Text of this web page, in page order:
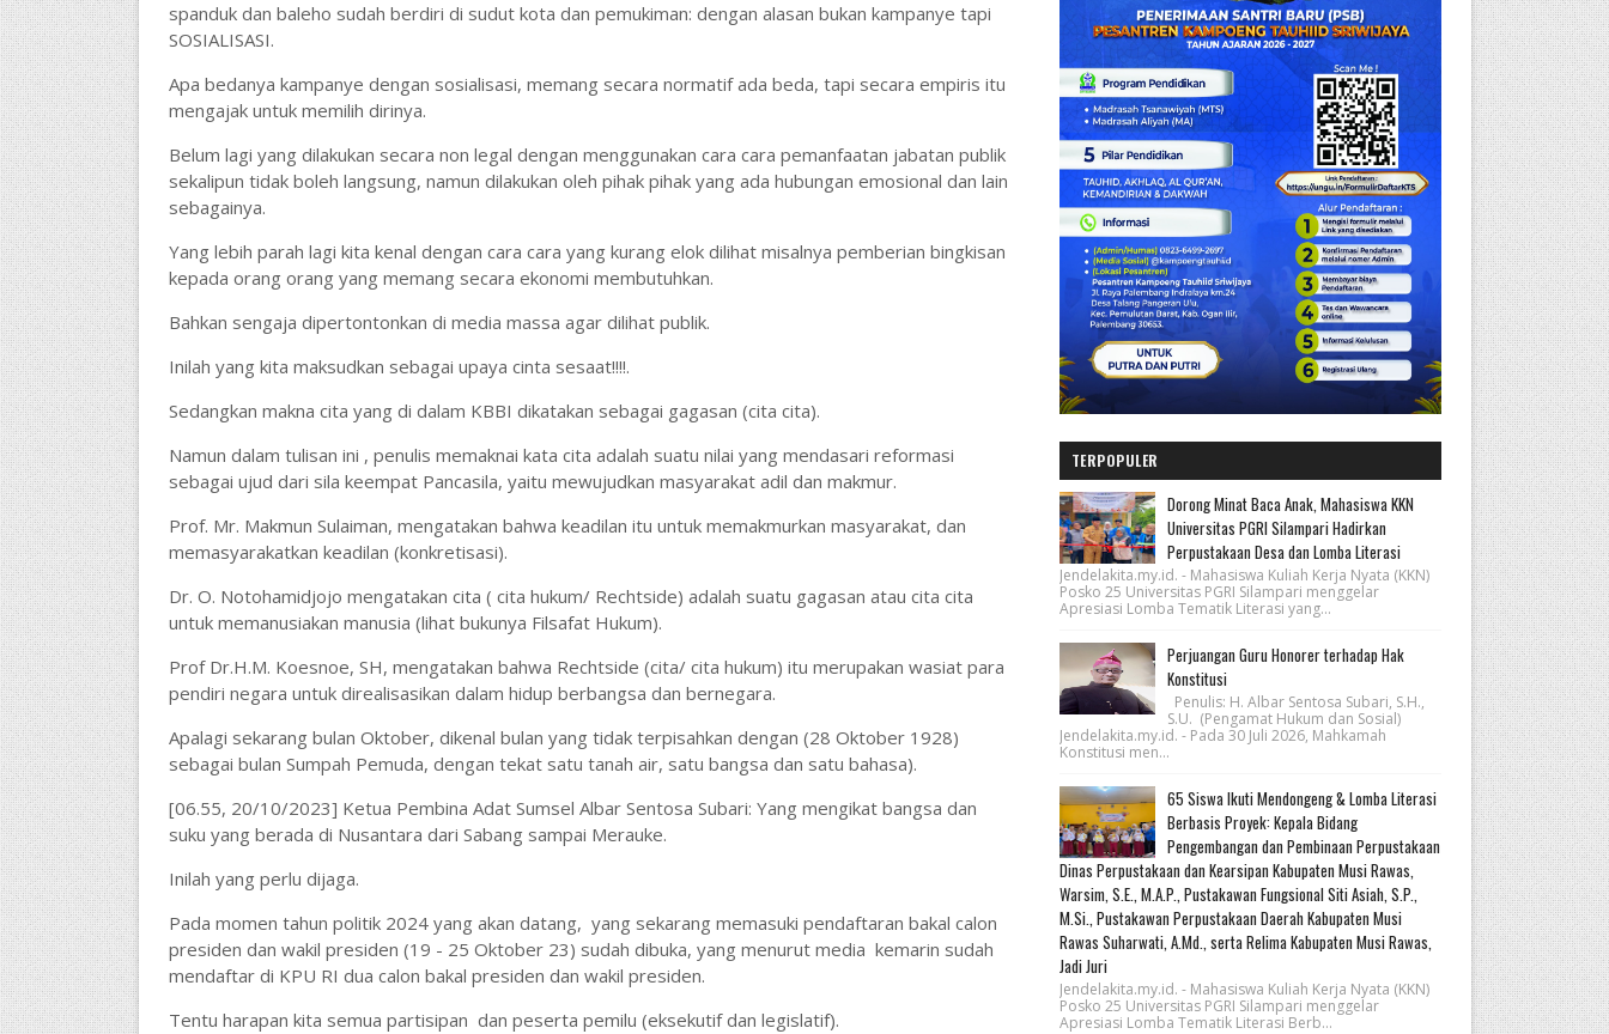
spanduk dan baleho sudah berdiri di sudut kota dan pemukiman: dengan alasan bukan kampanye tapi
SOSIALISASI.
Apa bedanya kampanye dengan sosialisasi, memang secara normatif ada beda, tapi secara empiris itu
mengajak untuk memilih dirinya.
Belum lagi yang dilakukan secara non legal dengan menggunakan cara cara pemanfaatan jabatan publik
sekalipun tidak boleh langsung, namun dilakukan oleh pihak pihak yang ada hubungan emosional dan lain
sebagainya.
Yang lebih parah lagi kita kenal dengan cara cara yang kurang elok dilihat misalnya pemberian bingkisan
kepada orang orang yang memang secara ekonomi membutuhkan.
Bahkan sengaja dipertontonkan di media massa agar dilihat publik.
Inilah yang kita maksudkan sebagai upaya cinta sesaat!!!!.
Sedangkan makna cita yang di dalam KBBI dikatakan sebagai gagasan (cita cita).
Namun dalam tulisan ini , penulis memaknai kata cita adalah suatu nilai yang mendasari reformasi
sebagai ujud dari sila keempat Pancasila, yaitu mewujudkan masyarakat adil dan makmur.
Prof. Mr. Makmun Sulaiman, mengatakan bahwa keadilan itu untuk memakmurkan masyarakat, dan
memasyarakatkan keadilan (konkretisasi).
Dr. O. Notohamidjojo mengatakan cita ( cita hukum/ Rechtside) adalah suatu gagasan atau cita cita
untuk memanusiakan manusia (lihat bukunya Filsafat Hukum).
Prof Dr.H.M. Koesnoe, SH, mengatakan bahwa Rechtside (cita/ cita hukum) itu merupakan wasiat para
pendiri negara untuk direalisasikan dalam hidup berbangsa dan bernegara.
Apalagi sekarang bulan Oktober, dikenal bulan yang tidak terpisahkan dengan (28 Oktober 1928)
sebagai bulan Sumpah Pemuda, dengan tekat satu tanah air, satu bangsa dan satu bahasa).
[06.55, 20/10/2023] Ketua Pembina Adat Sumsel Albar Sentosa Subari: Yang mengikat bangsa dan
suku yang berada di Nusantara dari Sabang sampai Merauke.
Inilah yang perlu dijaga.
Pada momen tahun politik 2024 yang akan datang, yang sekarang memasuki pendaftaran bakal calon
presiden dan wakil presiden (19 - 25 Oktober 23) sudah dibuka, yang menurut media kemarin sudah
mendaftar di KPU RI dua calon bakal presiden dan wakil presiden.
Tentu harapan kita semua partisipan dan peserta pemilu (eksekutif dan legislatif).
TERPOPULER
Dorong Minat Baca Anak, Mahasiswa KKN
Universitas PGRI Silampari Hadirkan
Perpustakaan Desa dan Lomba Literasi
Jendelakita.my.id. - Mahasiswa Kuliah Kerja Nyata (KKN)
Posko 25 Universitas PGRI Silampari menggelar
Apresiasi Lomba Tematik Literasi yang...
Perjuangan Guru Honorer terhadap Hak
Konstitusi
Penulis: H. Albar Sentosa Subari, S.H.,
S.U. (Pengamat Hukum dan Sosial)
Jendelakita.my.id. - Pada 30 Juli 2026, Mahkamah
Konstitusi men...
65 Siswa Ikuti Mendongeng & Lomba Literasi
Berbasis Proyek: Kepala Bidang
Pengembangan dan Pembinaan Perpustakaan
Dinas Perpustakaan dan Kearsipan Kabupaten Musi Rawas,
Warsim, S.E., M.A.P., Pustakawan Fungsional Siti Asiah, S.P.,
M.Si., Pustakawan Perpustakaan Daerah Kabupaten Musi
Rawas Suharwati, A.Md., serta Relima Kabupaten Musi Rawas,
Jadi Juri
Jendelakita.my.id. - Mahasiswa Kuliah Kerja Nyata (KKN)
Posko 25 Universitas PGRI Silampari menggelar
Apresiasi Lomba Tematik Literasi Berb...